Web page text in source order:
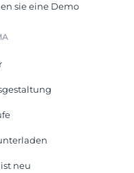
sie eine Demo
neu